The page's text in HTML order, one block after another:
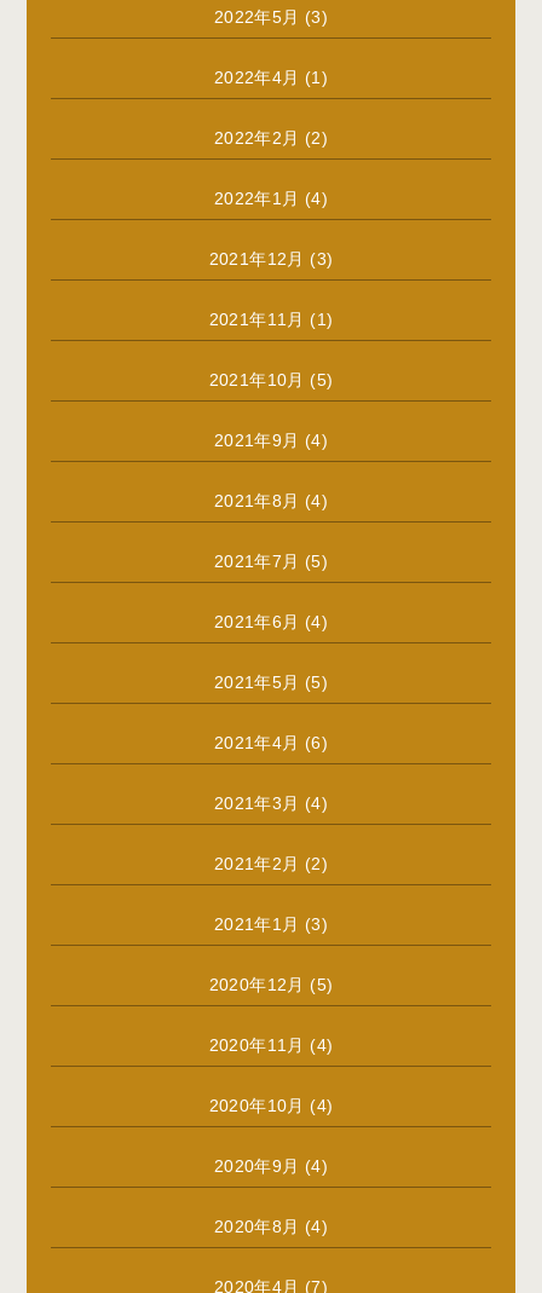
2022年5月 (3)
2022年4月 (1)
2022年2月 (2)
2022年1月 (4)
2021年12月 (3)
2021年11月 (1)
2021年10月 (5)
2021年9月 (4)
2021年8月 (4)
2021年7月 (5)
2021年6月 (4)
2021年5月 (5)
2021年4月 (6)
2021年3月 (4)
2021年2月 (2)
2021年1月 (3)
2020年12月 (5)
2020年11月 (4)
2020年10月 (4)
2020年9月 (4)
2020年8月 (4)
2020年4月 (7)